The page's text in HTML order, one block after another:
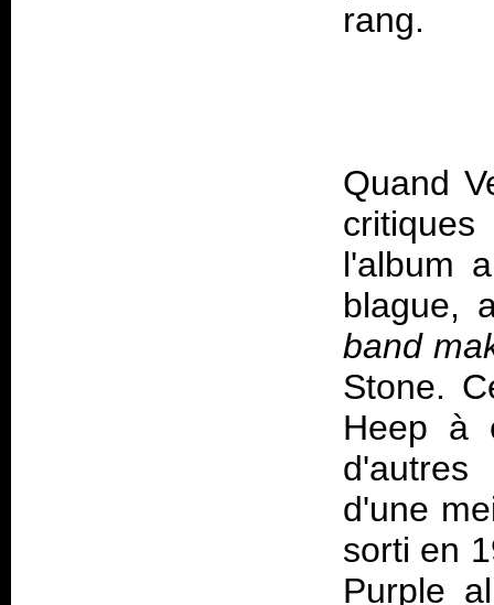
Quand
l'album
blague,
band
Stone.
Heep à
d'autres
d'une
sorti en
Purple